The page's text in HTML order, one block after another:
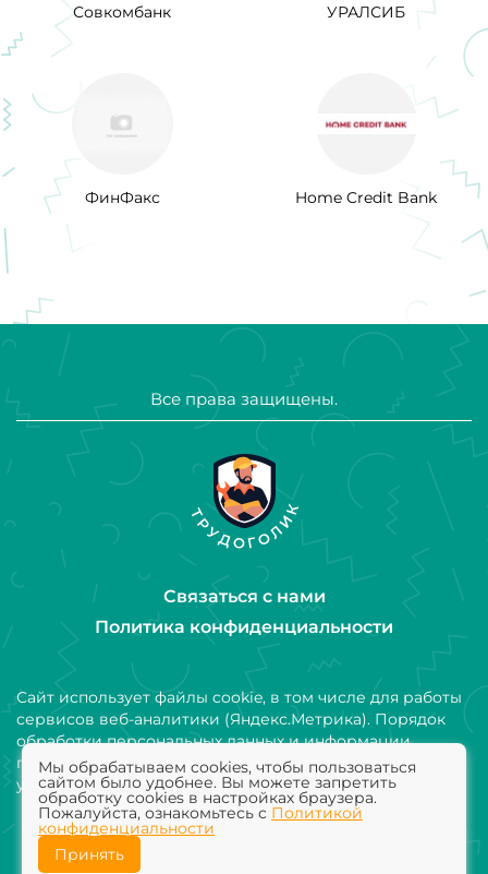
Совкомбанк УРАЛСИБ
ФинФакс Home Credit Bank
Все права защищены.
Связаться с нами
Политика конфиденциальности
Сайт использует файлы cookie, в том числе для работы
сервисов веб-аналитики (Яндекс.Метрика). Порядок
обработки персональных данных и информации,
получаемой с использованием файлов cookie,
установлен Политикой конфиденциальности
Добавить компанию
Мы обрабатываем cookies, чтобы пользоваться
сайтом было удобнее. Вы можете запретить
обработку cookies в настройках браузера.
Пожалуйста, ознакомьтесь с Политикой
конфиденциальности
Принять